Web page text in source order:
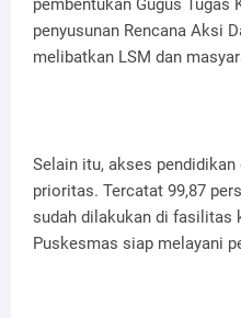
pembentukan Gugus Tugas
penyusunan Rencana Aksi
melibatkan LSM dan
Selain itu, akses
prioritas. Tercatat 99,87
sudah dilakukan di fasilitas
Puskesmas siap melayani